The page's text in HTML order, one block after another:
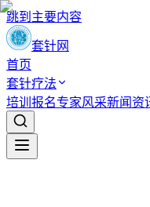
跳到主要内容
套针网
首页
套针疗法
培训报名专家风采新闻资